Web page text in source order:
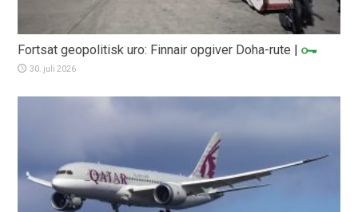
Fortsat geopolitisk uro: Finnair opgiver Doha-rute |
30. juli 2026